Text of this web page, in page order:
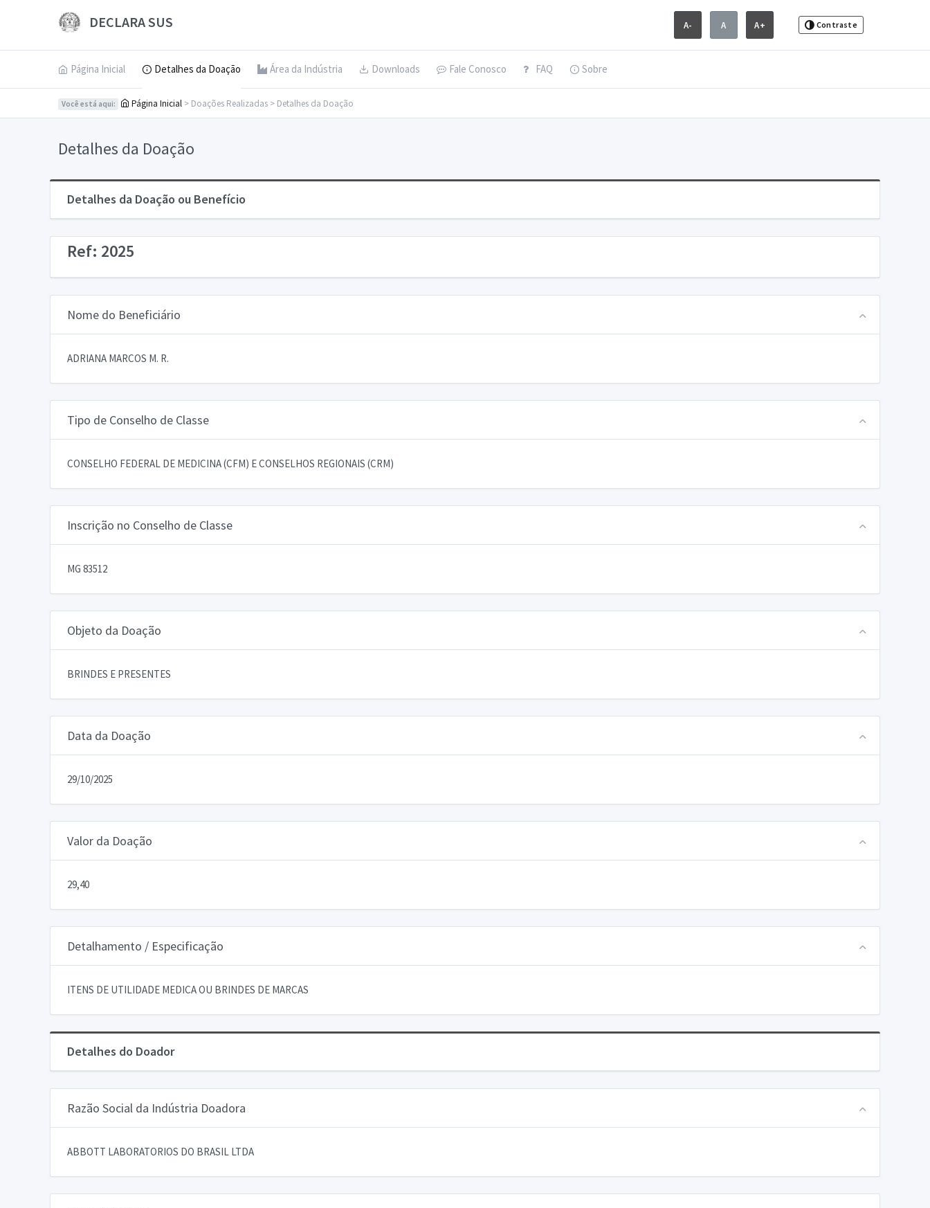
DECLARA SUS A- A A+ Contraste
Página Inicial Detalhes da Doação Área da Indústria Downloads Fale Conosco FAQ Sobre
Você está aqui: Página Inicial > Doações Realizadas > Detalhes da Doação
Detalhes da Doação
Detalhes da Doação ou Benefício
Ref: 2025
Nome do Beneficiário
ADRIANA MARCOS M. R.
Tipo de Conselho de Classe
CONSELHO FEDERAL DE MEDICINA (CFM) E CONSELHOS REGIONAIS (CRM)
Inscrição no Conselho de Classe
MG 83512
Objeto da Doação
BRINDES E PRESENTES
Data da Doação
29/10/2025
Valor da Doação
29,40
Detalhamento / Especificação
ITENS DE UTILIDADE MEDICA OU BRINDES DE MARCAS
Detalhes do Doador
Razão Social da Indústria Doadora
ABBOTT LABORATORIOS DO BRASIL LTDA